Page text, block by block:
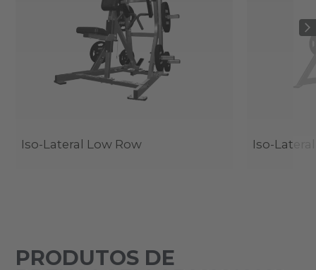
Iso-Lateral Low Row Iso-Lateral
PRODUTOS DE